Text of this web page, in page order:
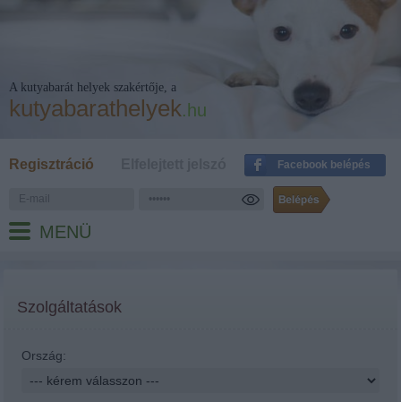
A kutyabarát helyek szakértője, a
kutyabarathelyek.hu
Regisztráció Facebook belépés
MENÜ
Szolgáltatások
Ország: